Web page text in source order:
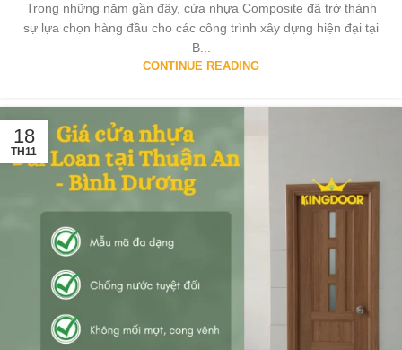
Trong những năm gần đây, cửa nhựa Composite đã trở thành
sự lựa chọn hàng đầu cho các công trình xây dựng hiện đại tại
B...
CONTINUE READING
18
TH11